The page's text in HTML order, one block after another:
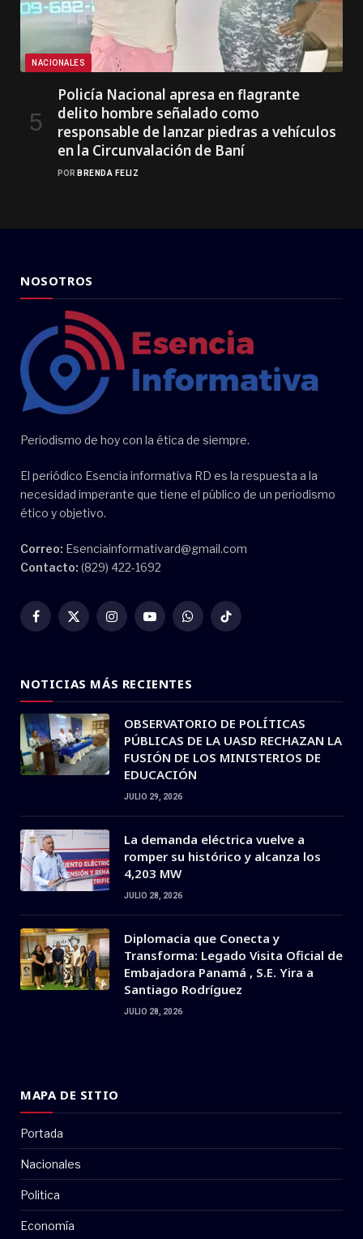
NACIONALES
Policía Nacional apresa en flagrante
delito hombre señalado como
responsable de lanzar piedras a vehículos
en la Circunvalación de Baní
POR BRENDA FELIZ
NOSOTROS
Periodismo de hoy con la ética de siempre.
El periódico Esencia informativa RD es la respuesta a la
necesidad imperante que tiene el público de un periodismo
ético y objetivo.
Correo: Esenciainformativard@gmail.com
Contacto: (829) 422-1692
Facebook
X
InstagramYouTubeWhatsAppTikTok
NOTICIAS MÁS RECIENTES
OBSERVATORIO DE POLÍTICAS
PÚBLICAS DE LA UASD RECHAZAN LA
FUSIÓN DE LOS MINISTERIOS DE
EDUCACIÓN
JULIO 29, 2026
La demanda eléctrica vuelve a
romper su histórico y alcanza los
4,203 MW
JULIO 28, 2026
Diplomacia que Conecta y
Transforma: Legado Visita Oficial de
Embajadora Panamá , S.E. Yira a
Santiago Rodríguez
JULIO 28, 2026
MAPA DE SITIO
Portada
Nacionales
Politica
Economía